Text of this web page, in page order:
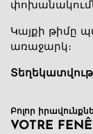
Կայքի թիմը
առաջարկ։
Բոլոր
VOTRE